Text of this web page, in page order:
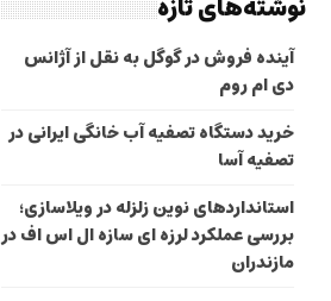
نوشته‌های تازه
آینده فروش در گوگل به نقل از آژانس
دی ام روم
خرید دستگاه تصفیه آب خانگی ایرانی در
تصفیه آسا
استانداردهای نوین زلزله در ویلاسازی؛
بررسی عملکرد لرزه ای سازه ال اس اف در
مازندران